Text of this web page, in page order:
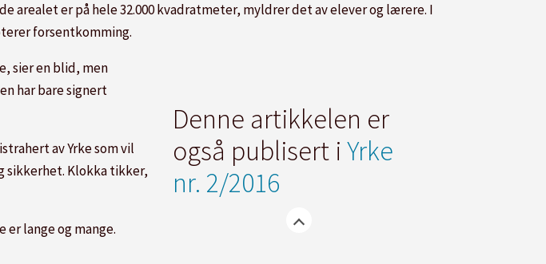
arealet er på hele 32.000 kvadratmeter, myldrer det av elever og lærere. I
forsentkomming.
Denne artikkelen er
også publisert iYrke
nr. 2/2016
sier en blid, men
har bare signert
av Yrke som vil
sikkerhet. Klokka tikker,
lange og mange.